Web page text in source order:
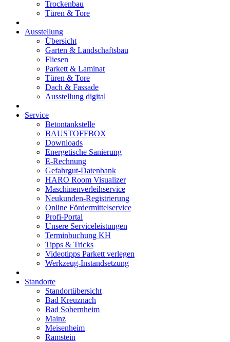
Trockenbau
Türen & Tore
Ausstellung
Übersicht
Garten & Landschaftsbau
Fliesen
Parkett & Laminat
Türen & Tore
Dach & Fassade
Ausstellung digital
Service
Betontankstelle
BAUSTOFFBOX
Downloads
Energetische Sanierung
E-Rechnung
Gefahrgut-Datenbank
HARO Room Visualizer
Maschinenverleihservice
Neukunden-Registrierung
Online Fördermittelservice
Profi-Portal
Unsere Serviceleistungen
Terminbuchung KH
Tipps & Tricks
Videotipps Parkett verlegen
Werkzeug-Instandsetzung
Standorte
Standortübersicht
Bad Kreuznach
Bad Sobernheim
Mainz
Meisenheim
Ramstein